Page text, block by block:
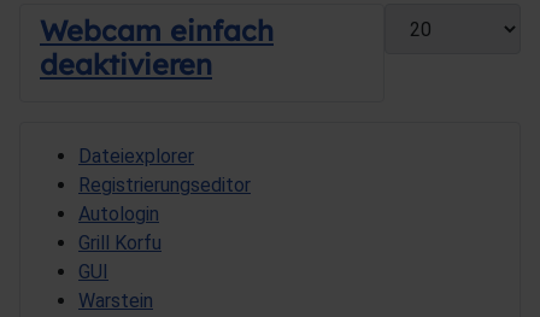
Anzeige #
Webcam einfach
deaktivieren
Dateiexplorer
Registrierungseditor
Autologin
Grill Korfu
GUI
Warstein